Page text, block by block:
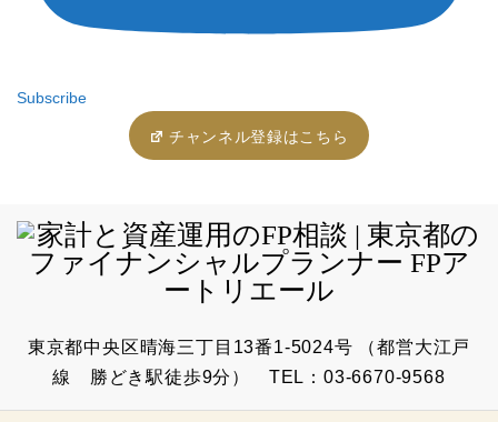
Subscribe
チャンネル登録はこちら
東京都中央区晴海三丁目13番1-5024号 （都営大江戸
線 勝どき駅徒歩9分） TEL：03-6670-9568